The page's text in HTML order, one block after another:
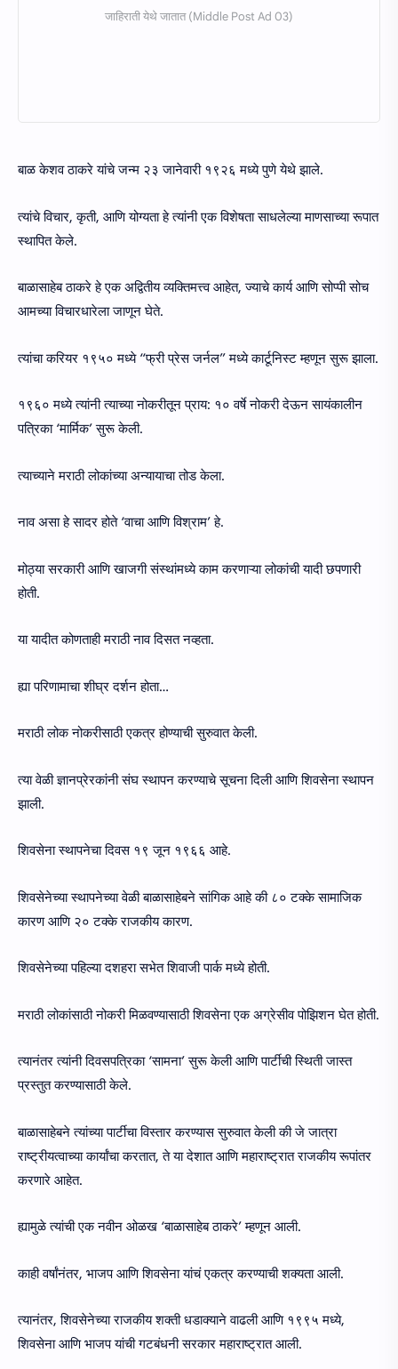
बाळ केशव ठाकरे यांचे जन्म २३ जानेवारी १९२६ मध्ये पुणे येथे झाले.
त्यांचे विचार, कृती, आणि योग्यता हे त्यांनी एक विशेषता साधलेल्या माणसाच्या रूपात
स्थापित केले.
बाळासाहेब ठाकरे हे एक अद्वितीय व्यक्तिमत्त्व आहेत, ज्याचे कार्य आणि सोप्पी सोच
आमच्या विचारधारेला जाणून घेते.
त्यांचा करियर १९५० मध्ये “फ्री प्रेस जर्नल” मध्ये कार्टूनिस्ट म्हणून सुरू झाला.
१९६० मध्ये त्यांनी त्याच्या नोकरीतून प्राय: १० वर्षे नोकरी देऊन सायंकालीन
पत्रिका ‘मार्मिक’ सुरू केली.
त्याच्याने मराठी लोकांच्या अन्यायाचा तोड केला.
नाव असा हे सादर होते ‘वाचा आणि विश्राम’ हे.
मोठ्या सरकारी आणि खाजगी संस्थांमध्ये काम करणाऱ्या लोकांची यादी छपणारी
होती.
या यादीत कोणताही मराठी नाव दिसत नव्हता.
ह्या परिणामाचा शीघ्र दर्शन होता…
मराठी लोक नोकरीसाठी एकत्र होण्याची सुरुवात केली.
त्या वेळी ज्ञानप्रेरकांनी संघ स्थापन करण्याचे सूचना दिली आणि शिवसेना स्थापन
झाली.
शिवसेना स्थापनेचा दिवस १९ जून १९६६ आहे.
शिवसेनेच्या स्थापनेच्या वेळी बाळासाहेबने सांगिक आहे की ८० टक्के सामाजिक
कारण आणि २० टक्के राजकीय कारण.
शिवसेनेच्या पहिल्या दशहरा सभेत शिवाजी पार्क मध्ये होती.
मराठी लोकांसाठी नोकरी मिळवण्यासाठी शिवसेना एक अग्रेसीव पोझिशन घेत होती.
त्यानंतर त्यांनी दिवसपत्रिका ‘सामना’ सुरू केली आणि पार्टीची स्थिती जास्त
प्रस्तुत करण्यासाठी केले.
बाळासाहेबने त्यांच्या पार्टीचा विस्तार करण्यास सुरुवात केली की जे जात्रा
राष्ट्रीयत्वाच्या कार्यांचा करतात, ते या देशात आणि महाराष्ट्रात राजकीय रूपांतर
करणारे आहेत.
ह्यामुळे त्यांची एक नवीन ओळख ‘बाळासाहेब ठाकरे’ म्हणून आली.
काही वर्षांनंतर, भाजप आणि शिवसेना यांचं एकत्र करण्याची शक्यता आली.
त्यानंतर, शिवसेनेच्या राजकीय शक्ती धडाक्याने वाढली आणि १९९५ मध्ये,
शिवसेना आणि भाजप यांची गटबंधनी सरकार महाराष्ट्रात आली.